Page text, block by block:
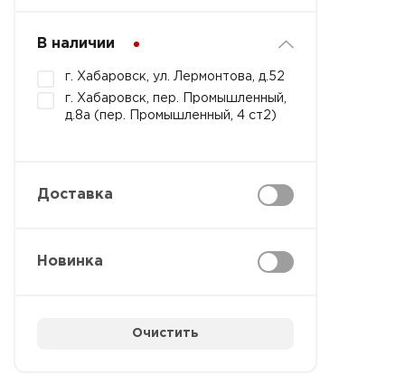
В наличии
г. Хабаровск, ул. Лермонтова, д.52
г. Хабаровск, пер. Промышленный,
д.8а (пер. Промышленный, 4 ст2)
Доставка
Новинка
Очистить